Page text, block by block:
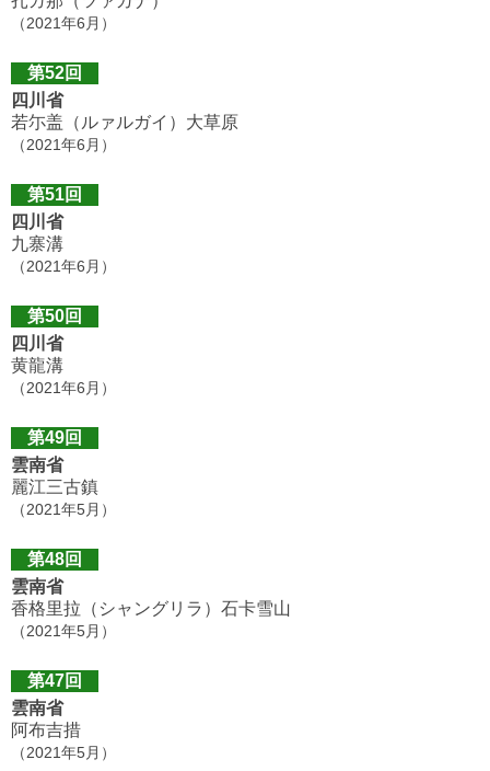
（2021年6月）
第52回
四川省
若尓盖（ルァルガイ）大草原
（2021年6月）
第51回
四川省
九寨溝
（2021年6月）
第50回
四川省
黄龍溝
（2021年6月）
第49回
雲南省
麗江三古鎮
（2021年5月）
第48回
雲南省
香格里拉（シャングリラ）石卡雪山
（2021年5月）
第47回
雲南省
阿布吉措
（2021年5月）